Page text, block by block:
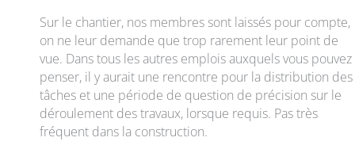
Sur le chantier, nos membres sont laissés pour compte,
on ne leur demande que trop rarement leur point de
vue. Dans tous les autres emplois auxquels vous pouvez
penser, il y aurait une rencontre pour la distribution des
tâches et une période de question de précision sur le
déroulement des travaux, lorsque requis. Pas très
fréquent dans la construction.